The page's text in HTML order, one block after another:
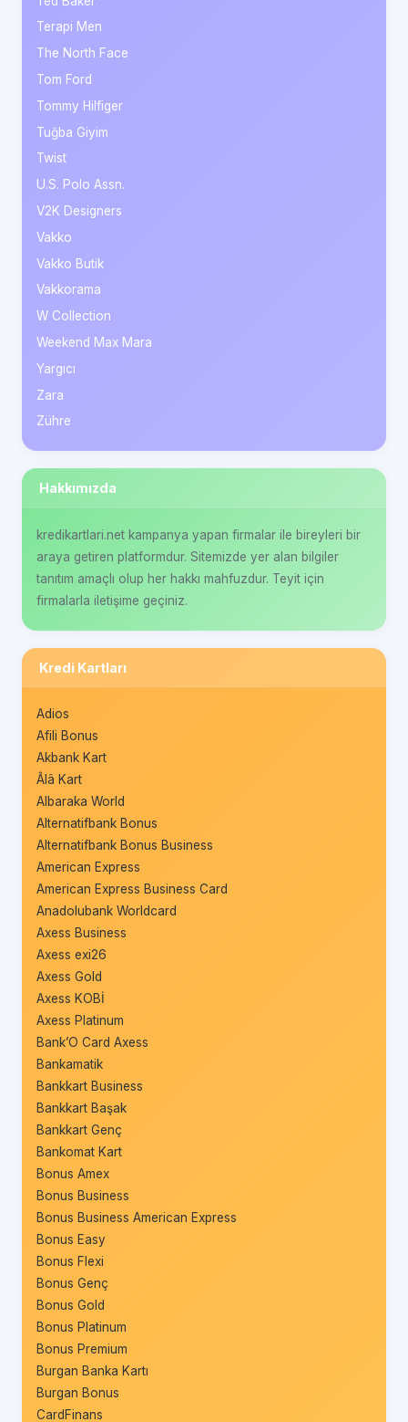
Terapi Men
The North Face
Tom Ford
Tommy Hilfiger
Tuğba Giyim
Twist
U.S. Polo Assn.
V2K Designers
Vakko
Vakko Butik
Vakkorama
W Collection
Weekend Max Mara
Yargıcı
Zara
Zühre
Hakkımızda
kredikartlari.net kampanya yapan firmalar ile bireyleri bir
araya getiren platformdur. Sitemizde yer alan bilgiler
tanıtım amaçlı olup her hakkı mahfuzdur. Teyit için
firmalarla iletişime geçiniz.
Kredi Kartları
Adios
Afili Bonus
Akbank Kart
Âlâ Kart
Albaraka World
Alternatifbank Bonus
Alternatifbank Bonus Business
American Express
American Express Business Card
Anadolubank Worldcard
Axess Business
Axess exi26
Axess Gold
Axess KOBİ
Axess Platinum
Bank’O Card Axess
Bankamatik
Bankkart Business
Bankkart Başak
Bankkart Genç
Bankomat Kart
Bonus Amex
Bonus Business
Bonus Business American Express
Bonus Easy
Bonus Flexi
Bonus Genç
Bonus Gold
Bonus Platinum
Bonus Premium
Burgan Banka Kartı
Burgan Bonus
CardFinans